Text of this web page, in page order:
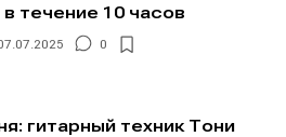
течение 10 часов
0
гитарный техник Тони